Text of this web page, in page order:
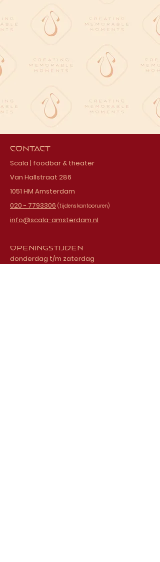
Contact
Scala | foodbar & theater
Van Hallstraat 286
1051 HM Amsterdam
020 - 7793306 (tijdens kantooruren)
info@scala-amsterdam.nl
Openingstijden
donderdag t/m zaterdag